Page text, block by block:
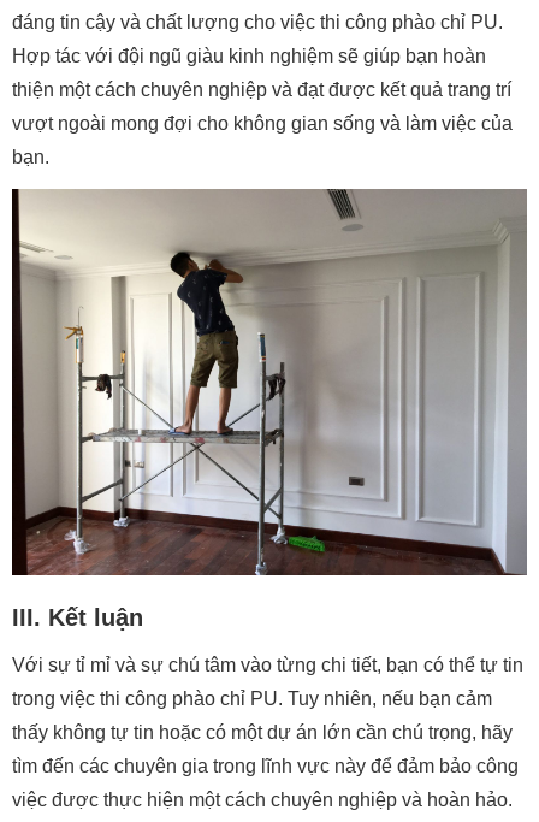
đáng tin cậy và chất lượng cho việc thi công phào chỉ PU.
Hợp tác với đội ngũ giàu kinh nghiệm sẽ giúp bạn hoàn
thiện một cách chuyên nghiệp và đạt được kết quả trang trí
vượt ngoài mong đợi cho không gian sống và làm việc của
bạn.
III. Kết luận
Với sự tỉ mỉ và sự chú tâm vào từng chi tiết, bạn có thể tự tin
trong việc thi công phào chỉ PU. Tuy nhiên, nếu bạn cảm
thấy không tự tin hoặc có một dự án lớn cần chú trọng, hãy
tìm đến các chuyên gia trong lĩnh vực này để đảm bảo công
việc được thực hiện một cách chuyên nghiệp và hoàn hảo.